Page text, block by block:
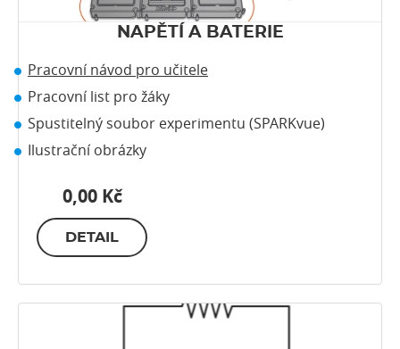
NAPĚTÍ A BATERIE
Pracovní návod pro učitele
Pracovní list pro žáky
Spustitelný soubor experimentu (SPARKvue)
Ilustrační obrázky
0,00 Kč
DETAIL